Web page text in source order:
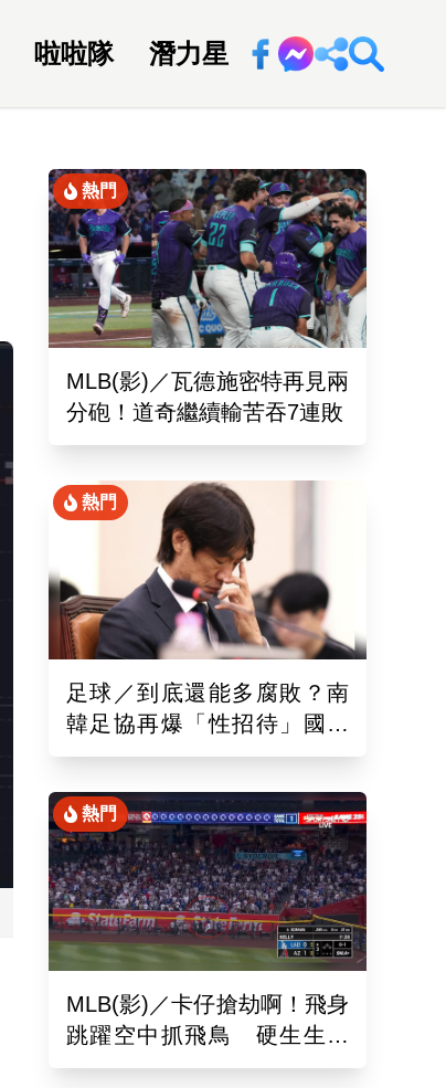
啦啦隊 潛力星 回新聞網
熱門
MLB(影)／瓦德施密特再見兩
分砲！道奇繼續輸苦吞7連敗
熱門
足球／到底還能多腐敗？南
韓足協再爆「性招待」國際
裁判！外媒痛批：丟臉丟到
熱門
MLB(影)／卡仔搶劫啊！飛身
跳躍空中抓飛鳥 硬生生沒
收艾德曼追平砲